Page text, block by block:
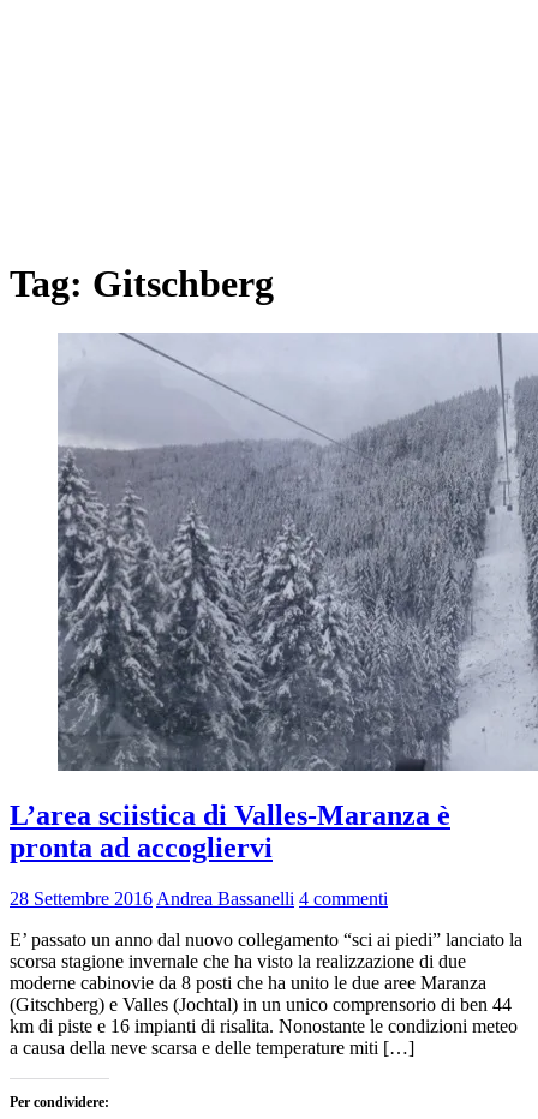
Tag: Gitschberg
L’area sciistica di Valles-Maranza è
pronta ad accogliervi
28 Settembre 2016 Andrea Bassanelli 4 commenti
E’ passato un anno dal nuovo collegamento “sci ai piedi” lanciato la
scorsa stagione invernale che ha visto la realizzazione di due
moderne cabinovie da 8 posti che ha unito le due aree Maranza
(Gitschberg) e Valles (Jochtal) in un unico comprensorio di ben 44
km di piste e 16 impianti di risalita. Nonostante le condizioni meteo
a causa della neve scarsa e delle temperature miti […]
Per condividere: